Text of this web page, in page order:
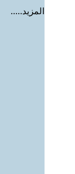
المزيد.....